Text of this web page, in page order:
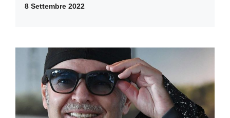
8 Settembre 2022